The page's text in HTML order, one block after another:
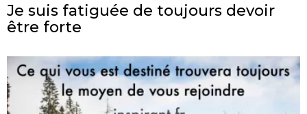
Je suis fatiguée de toujours devoir
être forte